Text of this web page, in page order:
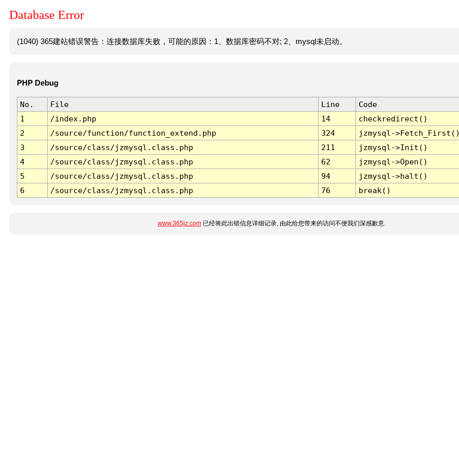
Database Error
(1040) 365建站错误警告：连接数据库失败，可能的原因：1、数据库密码不对; 2、mysql未启动。
PHP Debug
No. File Line
Code
1
/index.php 14
checkredirect()
2
/source/function/function_extend.php 324
jzmysql-
3
/source/class/jzmysql.class.php 211
jzmysql->Init()
4
/source/class/jzmysql.class.php 62
jzmysql->Open()
5
/source/class/jzmysql.class.php 94
jzmysql->halt()
6
/source/class/jzmysql.class.php 76 break()
www.365jz.com已经将此出错信息详细记录, 由此给您带来的访问不便我们深感歉意.